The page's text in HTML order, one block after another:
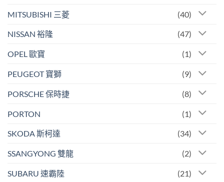
MITSUBISHI 三菱 (40)
NISSAN 裕隆 (47)
OPEL 歐寶 (1)
PEUGEOT 寶獅 (9)
PORSCHE 保時捷 (8)
PORTON (1)
SKODA 斯柯達 (34)
SSANGYONG 雙龍 (2)
SUBARU 速霸陸 (21)